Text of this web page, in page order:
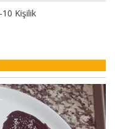
10 Kişilik